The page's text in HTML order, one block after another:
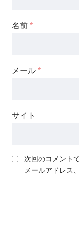
名前 *
メール *
サイト
次回のコメント
メールアドレス